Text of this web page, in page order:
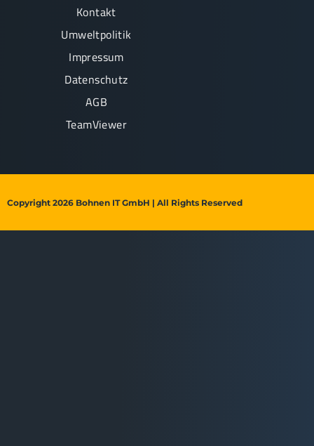
Kontakt
Umweltpolitik
Impressum
Datenschutz
AGB
TeamViewer
Copyright 2026 Bohnen IT GmbH | All Rights Reserved